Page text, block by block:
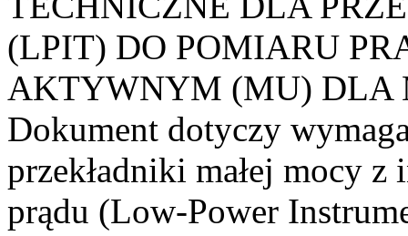
(LPIT) DO POMIARU
AKTYWNYM (MU) DLA
Dokument dotyczy
przekładniki małej mocy
prądu (Low-Power